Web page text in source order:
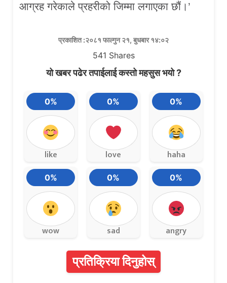
आग्रह गरेकाले प्रहरीको जिम्मा लगाएका छौं।’
प्रकाशित :२०८१ फाल्गुन २१, बुधबार १४:०२
541 Shares
यो खबर पढेर तपाईलाई कस्तो महसुस भयो ?
0%
like
0%
love
0%
haha
0%
wow
0%
sad
0%
angry
प्रतिक्रिया दिनुहोस्